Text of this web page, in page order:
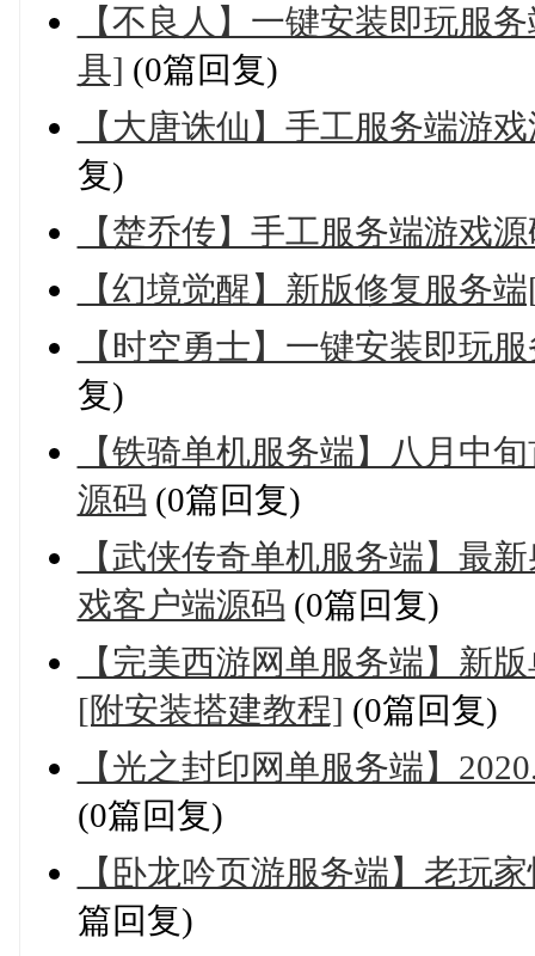
【不良人】一键安装即玩服
具] (0篇回复)
【大唐诛仙】手工服务端游
复)
【楚乔传】手工服务端游戏
【幻境觉醒】新版修复服务
【时空勇士】一键安装即玩
复)
【铁骑单机服务端】八月中
源码 (0篇回复)
【武侠传奇单机服务端】最
戏客户端源码 (0篇回复)
【完美西游网单服务端】新
[附安装搭建教程] (0篇回复)
【光之封印网单服务端】
(0篇回复)
【卧龙吟页游服务端】老玩
篇回复)